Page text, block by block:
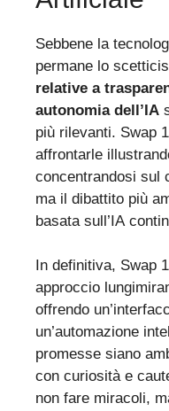
Sebbene la
permane lo
relative a
autonomia dell’IA
più rilevanti. Swap
affrontarle
concentrandosi sul
ma il dibattito più
basata sull’IA
In definitiva, Swap
approccio
offrendo
un’automazione
promesse siano
con curiosità e
non fare miracoli,